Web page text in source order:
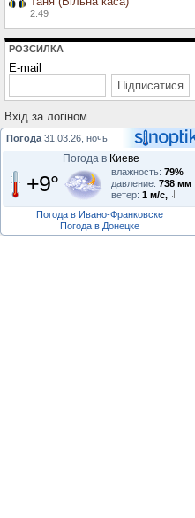
2:49
РОЗСИЛКА
E-mail
Вхiд за логiном
Погода 31.03.26, ночь
Погода в Киеве
+9° влажность: 79%
давление: 738 мм
ветер: 1 м/с,
Погода в Ивано-Франковске
Погода в Донецке